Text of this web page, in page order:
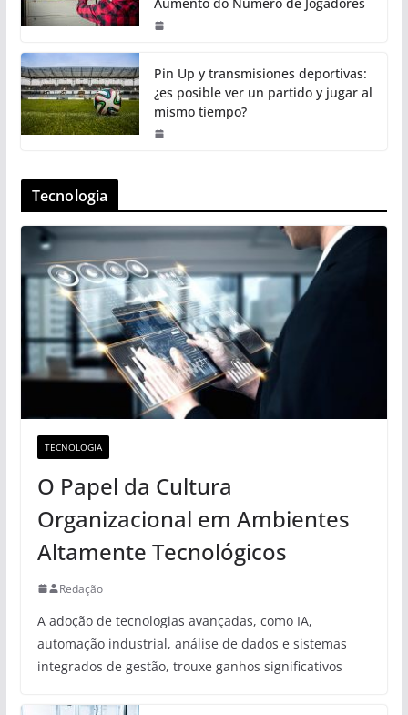
Pin Up y transmisiones deportivas:
¿es posible ver un partido y jugar al
mismo tiempo?
Tecnologia
TECNOLOGIA
O Papel da Cultura
Organizacional em Ambientes
Altamente Tecnológicos
Redação
A adoção de tecnologias avançadas, como IA,
automação industrial, análise de dados e sistemas
integrados de gestão, trouxe ganhos significativos